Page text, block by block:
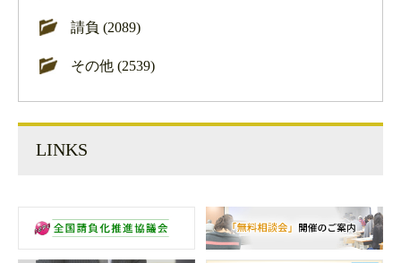
請負 (2089)
その他 (2539)
LINKS